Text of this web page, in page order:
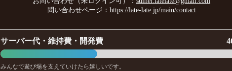
問い合わせページ： https://late-late.jp/main/contact
サーバー代・維持費・開発費
みんなで遊び場を支えていけたら嬉しいです。